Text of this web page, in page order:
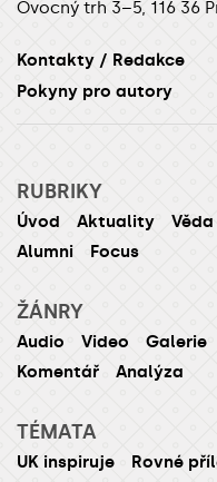
Ovocný trh 3–5, 116 36
Kontakty / Redakce
Pokyny pro autory
RUBRIKY
Úvod Aktuality Věda
Alumni
Focus
ŽÁNRY
Audio Video Galerie
Komentář
Analýza
TÉMATA
UK inspiruje Rovné